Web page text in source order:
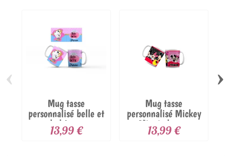
Mug tasse
personnalisé belle et
la bête...
13,99 €
Mug tasse
personnalisé Mickey
Minnie love...
13,99 €
‹ ›